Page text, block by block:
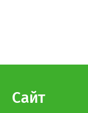
Сайт